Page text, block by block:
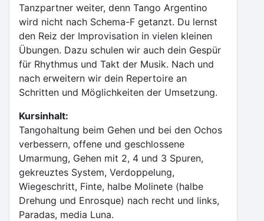
Tanzpartner weiter, denn Tango Argentino
wird nicht nach Schema-F getanzt. Du lernst
den Reiz der Improvisation in vielen kleinen
Übungen. Dazu schulen wir auch dein Gespür
für Rhythmus und Takt der Musik. Nach und
nach erweitern wir dein Repertoire an
Schritten und Möglichkeiten der Umsetzung.
Kursinhalt:
Tangohaltung beim Gehen und bei den Ochos
verbessern, offene und geschlossene
Umarmung, Gehen mit 2, 4 und 3 Spuren,
gekreuztes System, Verdoppelung,
Wiegeschritt, Finte, halbe Molinete (halbe
Drehung und Enrosque) nach recht und links,
Paradas, media Luna.